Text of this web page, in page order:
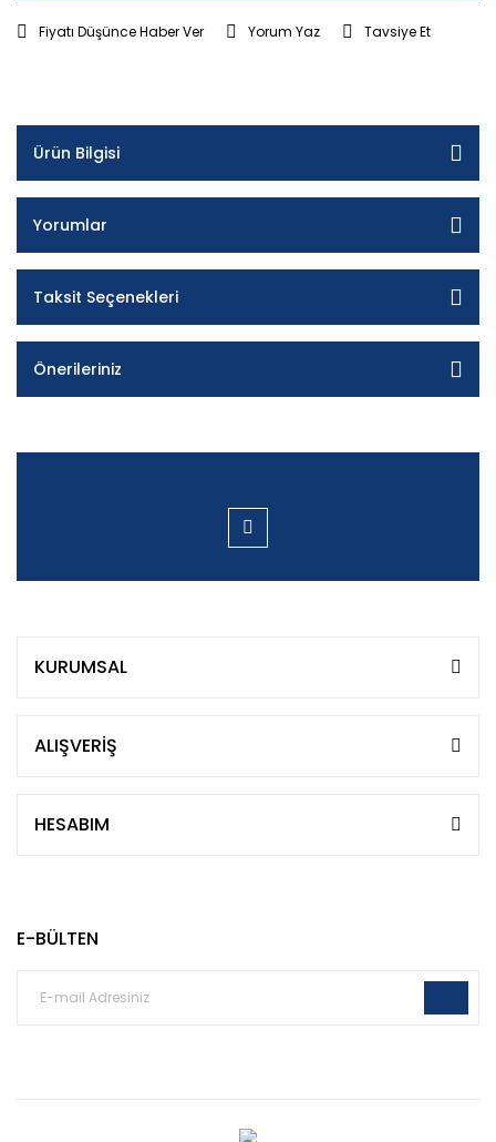
Fiyatı Düşünce Haber Ver Yorum Yaz Tavsiye Et
Ürün Bilgisi
Yorumlar
Taksit Seçenekleri
Önerileriniz
KURUMSAL
ALIŞVERİŞ
HESABIM
E-BÜLTEN